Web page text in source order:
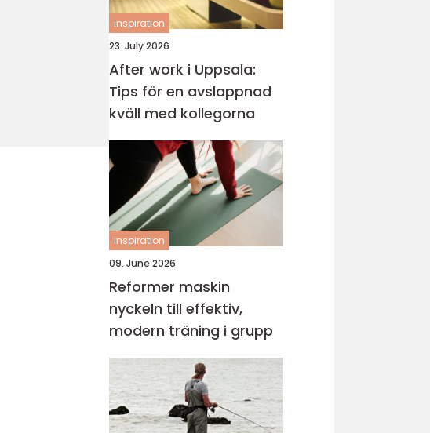
inspiration
23. July 2026
After work i Uppsala:
Tips för en avslappnad
kväll med kollegorna
inspiration
09. June 2026
Reformer maskin
nyckeln till effektiv,
modern träning i grupp